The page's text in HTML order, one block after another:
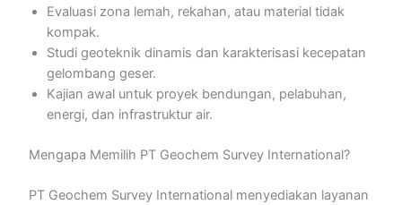
Evaluasi zona lemah, rekahan, atau material tidak
kompak.
Studi geoteknik dinamis dan karakterisasi kecepatan
gelombang geser.
Kajian awal untuk proyek bendungan, pelabuhan,
energi, dan infrastruktur air.
Mengapa Memilih PT Geochem Survey International?
PT Geochem Survey International menyediakan layanan